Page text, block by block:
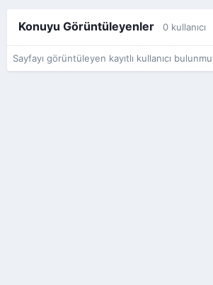
Konuyu Görüntüleyenler 0 kullanıcı
Sayfayı görüntüleyen kayıtlı kullanıcı